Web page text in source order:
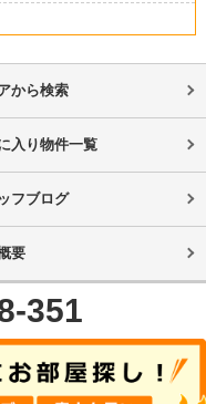
から検索
入り物件一覧
フブログ
要
351